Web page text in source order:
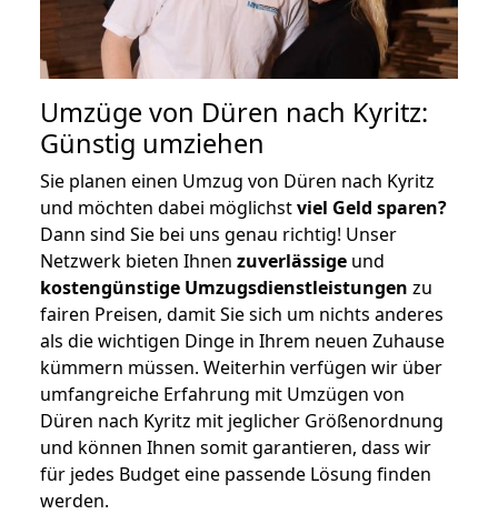
Umzüge von Düren nach Kyritz:
Günstig umziehen
Sie planen einen Umzug von Düren nach Kyritz
und möchten dabei möglichstviel Geld sparen?
Dann sind Sie bei uns genau richtig! Unser
Netzwerk bieten Ihnen zuverlässige und
kostengünstige Umzugsdienstleistungen zu
fairen Preisen, damit Sie sich um nichts anderes
als die wichtigen Dinge in Ihrem neuen Zuhause
kümmern müssen. Weiterhin verfügen wir über
umfangreiche Erfahrung mit Umzügen von
Düren nach Kyritz mit jeglicher Größenordnung
und können Ihnen somit garantieren, dass wir
für jedes Budget eine passende Lösung finden
werden.